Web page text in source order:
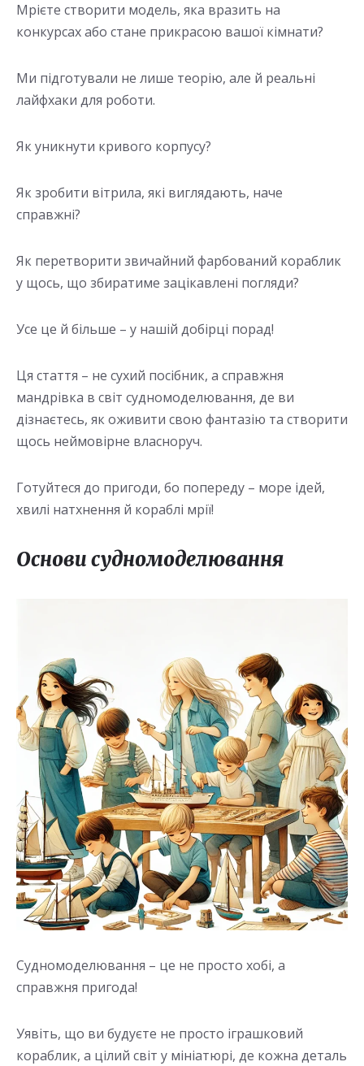
Мрієте створити модель, яка вразить на
конкурсах або стане прикрасою вашої кімнати?
Ми підготували не лише теорію, але й реальні
лайфхаки для роботи.
Як уникнути кривого корпусу?
Як зробити вітрила, які виглядають, наче
справжні?
Як перетворити звичайний фарбований кораблик
у щось, що збиратиме зацікавлені погляди?
Усе це й більше – у нашій добірці порад!
Ця стаття – не сухий посібник, а справжня
мандрівка в світ судномоделювання, де ви
дізнаєтесь, як оживити свою фантазію та створити
щось неймовірне власноруч.
Готуйтеся до пригоди, бо попереду – море ідей,
хвилі натхнення й кораблі мрії!
Основи судномоделювання
Судномоделювання – це не просто хобі, а
справжня пригода!
Уявіть, що ви будуєте не просто іграшковий
кораблик, а цілий світ у мініатюрі, де кожна деталь